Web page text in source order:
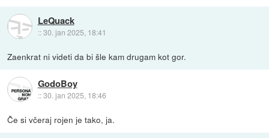
LeQuack
::30. jan 2025, 18:41
Zaenkrat ni videti da bi šle kam drugam kot gor.
GodoBoy
::30. jan 2025, 18:46
Če si včeraj rojen je tako, ja.